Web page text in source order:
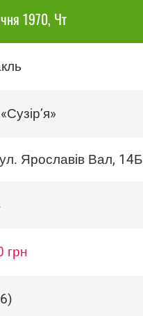
1970, Чт
Ярославів Вал, 14Б
грн